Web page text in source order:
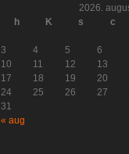
2026.
h
K s c
3
4 5 6
10
11 12 13
17
18 19 20
24
25 26 27
31
« aug